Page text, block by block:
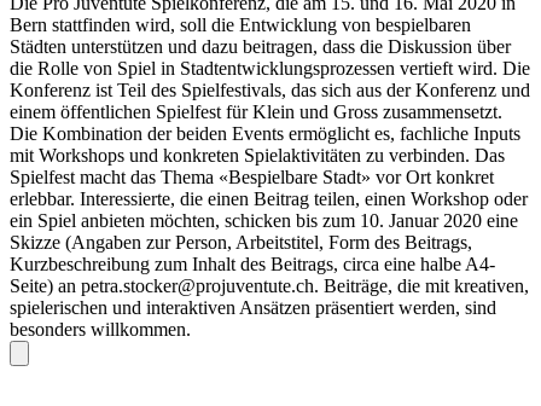
Bern stattfinden wird, soll die Entwicklung von bespielbaren
Städten unterstützen und dazu beitragen, dass die Diskussion über
die Rolle von Spiel in Stadtentwicklungsprozessen vertieft wird. Die
Konferenz ist Teil des Spielfestivals, das sich aus der Konferenz und
einem öffentlichen Spielfest für Klein und Gross zusammensetzt.
Die Kombination der beiden Events ermöglicht es, fachliche Inputs
mit Workshops und konkreten Spielaktivitäten zu verbinden. Das
Spielfest macht das Thema «Bespielbare Stadt» vor Ort konkret
erlebbar. Interessierte, die einen Beitrag teilen, einen Workshop oder
ein Spiel anbieten möchten, schicken bis zum 10. Januar 2020 eine
Skizze (Angaben zur Person, Arbeitstitel, Form des Beitrags,
Kurzbeschreibung zum Inhalt des Beitrags, circa eine halbe A4-
Seite) an petra.stocker@projuventute.ch. Beiträge, die mit kreativen,
spielerischen und interaktiven Ansätzen präsentiert werden, sind
besonders willkommen.